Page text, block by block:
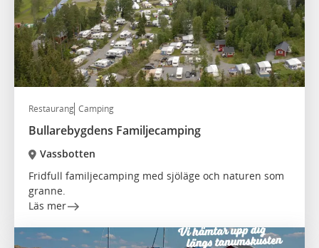
Restaurang Camping
Bullarebygdens Familjecamping
Vassbotten
Fridfull familjecamping med sjöläge och naturen som
granne.
Läs mer